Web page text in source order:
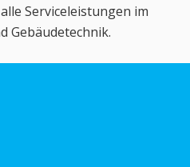
Serviceleistungen im
Gebäudetechnik.